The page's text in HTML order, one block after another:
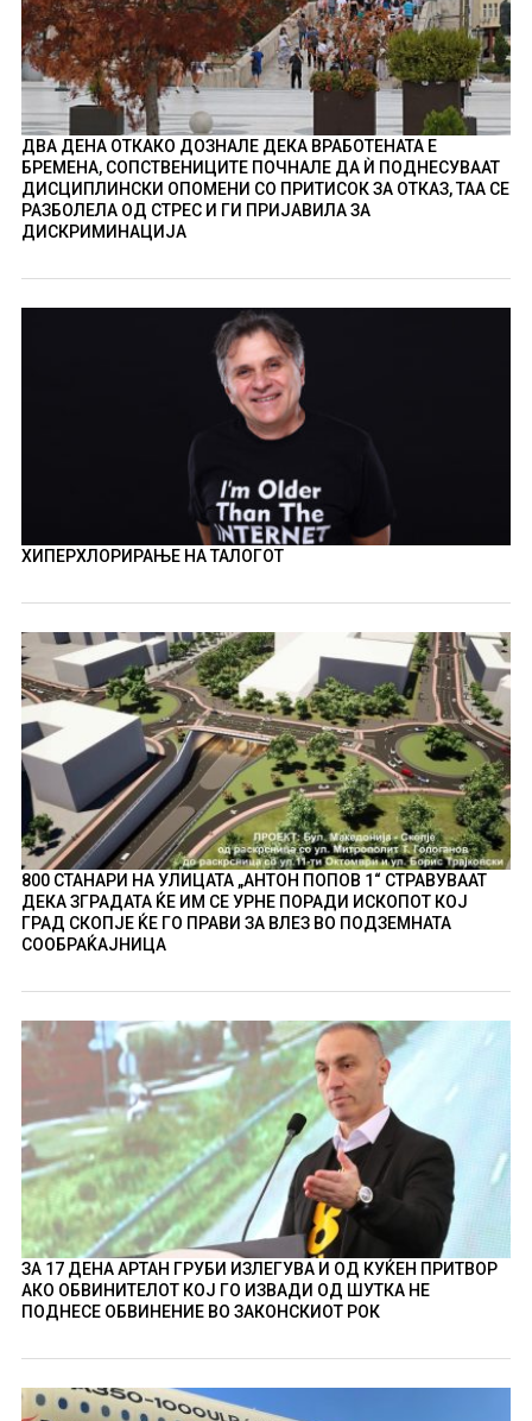
ДВА ДЕНА ОТКАКО ДОЗНАЛЕ ДЕКА ВРАБОТЕНАТА Е
БРЕМЕНА, СОПСТВЕНИЦИТЕ ПОЧНАЛЕ ДА Ѝ ПОДНЕСУВААТ
ДИСЦИПЛИНСКИ ОПОМЕНИ СО ПРИТИСОК ЗА ОТКАЗ, ТАА СЕ
РАЗБОЛЕЛА ОД СТРЕС И ГИ ПРИЈАВИЛА ЗА
ДИСКРИМИНАЦИЈА
ХИПЕРХЛОРИРАЊЕ НА ТАЛОГОТ
800 СТАНАРИ НА УЛИЦАТА „АНТОН ПОПОВ 1“ СТРАВУВААТ
ДЕКА ЗГРАДАТА ЌЕ ИМ СЕ УРНЕ ПОРАДИ ИСКОПОТ КОЈ
ГРАД СКОПЈЕ ЌЕ ГО ПРАВИ ЗА ВЛЕЗ ВО ПОДЗЕМНАТА
СООБРАЌАЈНИЦА
ЗА 17 ДЕНА АРТАН ГРУБИ ИЗЛЕГУВА И ОД КУЌЕН ПРИТВОР
АКО ОБВИНИТЕЛОТ КОЈ ГО ИЗВАДИ ОД ШУТКА НЕ
ПОДНЕСЕ ОБВИНЕНИЕ ВО ЗАКОНСКИОТ РОК